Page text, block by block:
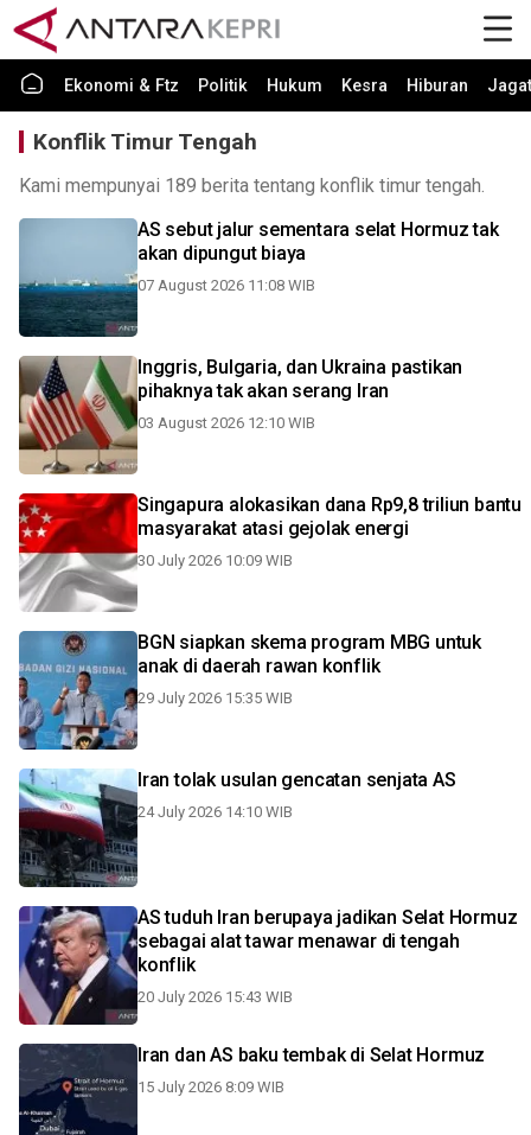
Ekonomi & Ftz Politik Hukum Kesra Hiburan Jagat
Konflik Timur Tengah
Kami mempunyai 189 berita tentang konflik timur tengah.
AS sebut jalur sementara selat Hormuz tak
akan dipungut biaya
07 August 2026 11:08 WIB
Inggris, Bulgaria, dan Ukraina pastikan
pihaknya tak akan serang Iran
03 August 2026 12:10 WIB
Singapura alokasikan dana Rp9,8 triliun bantu
masyarakat atasi gejolak energi
30 July 2026 10:09 WIB
BGN siapkan skema program MBG untuk
anak di daerah rawan konflik
29 July 2026 15:35 WIB
Iran tolak usulan gencatan senjata AS
24 July 2026 14:10 WIB
AS tuduh Iran berupaya jadikan Selat Hormuz
sebagai alat tawar menawar di tengah
konflik
20 July 2026 15:43 WIB
Iran dan AS baku tembak di Selat Hormuz
15 July 2026 8:09 WIB